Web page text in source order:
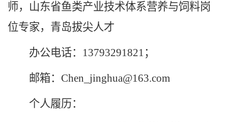
师，山东省鱼类产业技术体系营养与饲料岗
位专家，青岛拔尖人才
办公电话：13793291821；
邮箱：Chen_jinghua@163.com
个人履历：